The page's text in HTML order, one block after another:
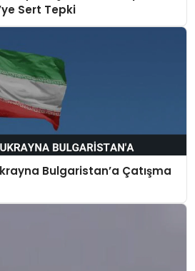
Sert Tepki
Bulgaristan’a Çatışma